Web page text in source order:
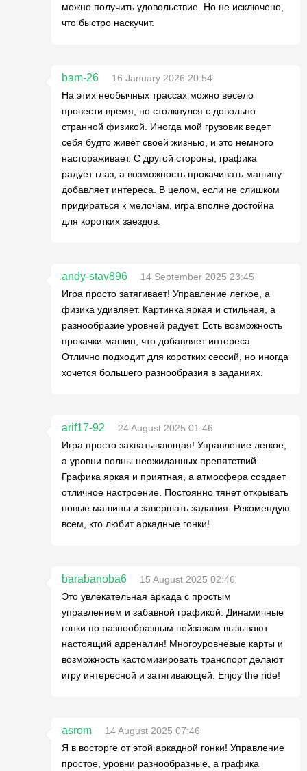
можно получить удовольствие. Но не исключено,
что быстро наскучит.
bam-26
16 January 2026 20:54
На этих необычных трассах можно весело
провести время, но столкнулся с довольно
странной физикой. Иногда мой грузовик ведет
себя будто живёт своей жизнью, и это немного
настораживает. С другой стороны, графика
радует глаз, а возможность прокачивать машину
добавляет интереса. В целом, если не слишком
придираться к мелочам, игра вполне достойна
для коротких заездов.
andy-stav896
14 September 2025 23:45
Игра просто затягивает! Управление легкое, а
физика удивляет. Картинка яркая и стильная, а
разнообразие уровней радует. Есть возможность
прокачки машин, что добавляет интереса.
Отлично подходит для коротких сессий, но иногда
хочется большего разнообразия в заданиях.
arif17-92
24 August 2025 01:46
Игра просто захватывающая! Управление легкое,
а уровни полны неожиданных препятствий.
Графика яркая и приятная, а атмосфера создает
отличное настроение. Постоянно тянет открывать
новые машины и завершать задания. Рекомендую
всем, кто любит аркадные гонки!
barabanoba6
15 August 2025 02:46
Это увлекательная аркада с простым
управлением и забавной графикой. Динамичные
гонки по разнообразным пейзажам вызывают
настоящий адреналин! Многоуровневые карты и
возможность кастомизировать транспорт делают
игру интересной и затягивающей. Enjoy the ride!
asrom
14 August 2025 07:46
Я в восторге от этой аркадной гонки! Управление
простое, уровни разнообразные, а графика